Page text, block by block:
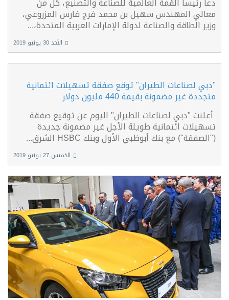
معالي المهندس سهيل بن محمد فرج فارس المزروعي،
وزير الطاقة والصناعة لدولة الإمارات العربية المتحدة،...
الأحد 30 يونيو 2019
"دبي لصناعات الطيران" توقع صفقة تسهيلات ائتمانية
متجددة غير مضمونة بقيمة 440 مليون دولار
أعلنت "دبي لصناعات الطيران" اليوم عن توقيع صفقة
تسهيلات ائتمانية طويلة الأجل غير مضمونة جديدة
("الصفقة") مع بنك أبوظبي الأول وبنك HSBC الشرق...
الخميس 27 يونيو 2019